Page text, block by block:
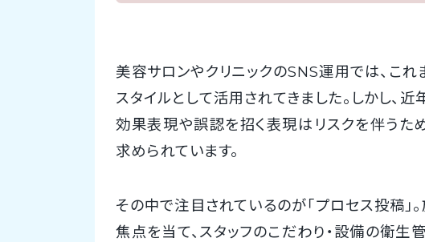
美容サロンやクリニックのSNS運用では、これ
スタイルとして活用されてきました。しかし、
効果表現や誤認を招く表現はリスクを伴うた
求められています。
その中で注目されているのが「プロセス投稿」
焦点を当て、スタッフのこだわり・設備の衛生